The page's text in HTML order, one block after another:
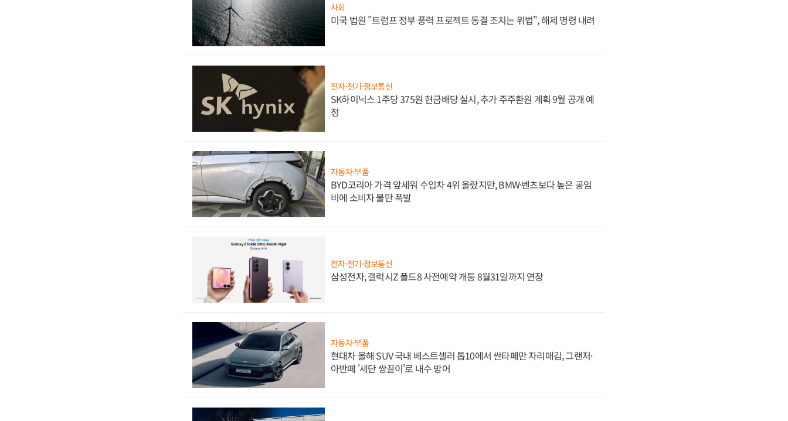
사회
미국 법원 "트럼프 정부 풍력 프로젝트 동결 조치는 위법", 해제 명령 내려
전자·전기·정보통신
SK하이닉스 1주당 375원 현금배당 실시, 추가 주주환원 계획 9월 공개 예
정
자동차·부품
BYD코리아 가격 앞세워 수입차 4위 올랐지만, BMW·벤츠보다 높은 공임
비에 소비자 불만 폭발
전자·전기·정보통신
삼성전자, 갤럭시Z 폴드8 사전예약 개통 8월31일까지 연장
자동차·부품
현대차 올해 SUV 국내 베스트셀러 톱10에서 싼타페만 자리매김, 그랜저·
아반떼 '세단 쌍끌이'로 내수 방어